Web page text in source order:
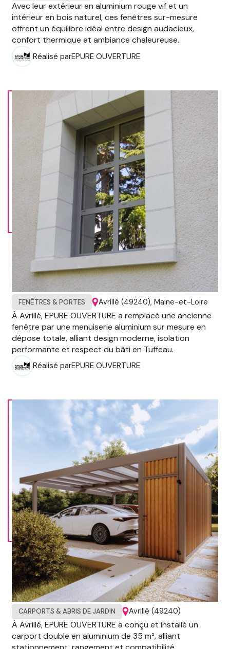
Avec leur extérieur en aluminium rouge vif et un
intérieur en bois naturel, ces fenêtres sur-mesure
offrent un équilibre idéal entre design audacieux,
confort thermique et ambiance chaleureuse.
Réalisé parEPURE OUVERTURE
FENÊTRES & PORTES Avrillé (49240), Maine-et-Loire
À Avrillé, EPURE OUVERTURE a remplacé une ancienne
fenêtre par une menuiserie aluminium sur mesure en
dépose totale, alliant design moderne, isolation
performante et respect du bâti en Tuffeau.
Réalisé parEPURE OUVERTURE
CARPORTS & ABRIS DE JARDIN Avrillé (49240)
À Avrillé, EPURE OUVERTURE a conçu et installé un
carport double en aluminium de 35 m², alliant